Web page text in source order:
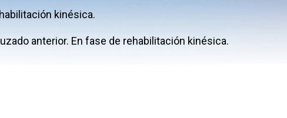
kinésica.
anterior. En fase de rehabilitación kinésica.